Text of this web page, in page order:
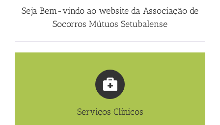
Seja Bem-vindo ao website da Associação de
Socorros Mútuos Setubalense
Serviços Clínicos